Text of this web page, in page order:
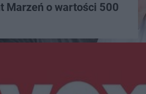
Marzeń o wartości 500